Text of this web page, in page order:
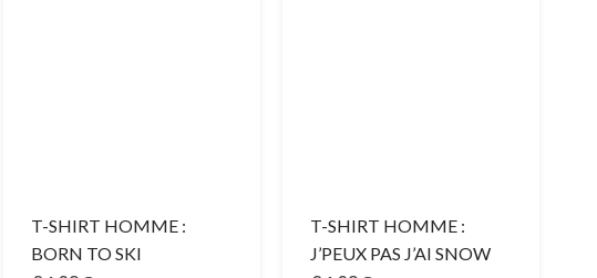
T-SHIRT HOMME :
BORN TO SKI
T-SHIRT HOMME :
J’PEUX PAS J’AI SNOW